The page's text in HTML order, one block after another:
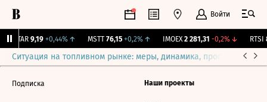
Войти
UTAR 9,19 +0,44%↑ MSTT 76,15 +0,2%↑ IMOEX 2 281,31 -0,2%↓ RTSI
Ситуация на топливном рынке: меры, динамика, прогнозы
Подписка Наши проекты